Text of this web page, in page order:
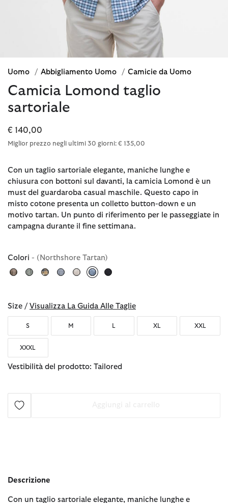
Uomo / Abbigliamento Uomo / Camicie da Uomo
Camicia Lomond taglio
sartoriale
€ 140,00
Miglior prezzo negli ultimi 30 giorni: € 135,00
Con un taglio sartoriale elegante, maniche lunghe e
chiusura con bottoni sul davanti, la camicia Lomond è un
must del guardaroba casual maschile. Questo capo in
misto cotone presenta un colletto button-down e un
motivo tartan. Un punto di riferimento per le passeggiate in
campagna durante il fine settimana.
Colori - (Northshore Tartan)
Size / Visualizza La Guida Alle Taglie
S M L XL XXL
XXXL
Vestibilità del prodotto: Tailored
Descrizione
Con un taglio sartoriale elegante, maniche lunghe e